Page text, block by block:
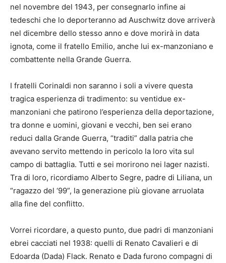
nel novembre del 1943, per consegnarlo infine ai
tedeschi che lo deporteranno ad Auschwitz dove arriverà
nel dicembre dello stesso anno e dove morirà in data
ignota, come il fratello Emilio, anche lui ex-manzoniano e
combattente nella Grande Guerra.
I fratelli Corinaldi non saranno i soli a vivere questa
tragica esperienza di tradimento: su ventidue ex-
manzoniani che patirono l’esperienza della deportazione,
tra donne e uomini, giovani e vecchi, ben sei erano
reduci dalla Grande Guerra, “traditi” dalla patria che
avevano servito mettendo in pericolo la loro vita sul
campo di battaglia. Tutti e sei morirono nei lager nazisti.
Tra di loro, ricordiamo Alberto Segre, padre di Liliana, un
“ragazzo del ‘99”, la generazione più giovane arruolata
alla fine del conflitto.
Vorrei ricordare, a questo punto, due padri di manzoniani
ebrei cacciati nel 1938: quelli di Renato Cavalieri e di
Edoarda (Dada) Flack. Renato e Dada furono compagni di